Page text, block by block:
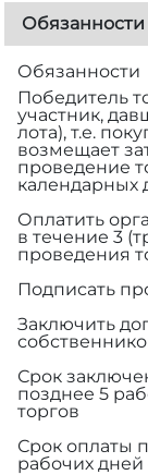
Обязанности
Обязанности
Победитель
участник,
лота), т.е.
возмещает
проведение
календарных
Оплатить
в течение 3
проведения
Подписать
Заключить
Срок
позднее 5
торгов
Срок оплаты
рабочих